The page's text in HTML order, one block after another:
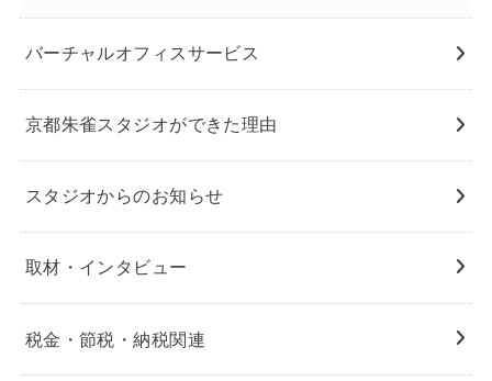
バーチャルオフィスサービス
京都朱雀スタジオができた理由
スタジオからのお知らせ
取材・インタビュー
税金・節税・納税関連